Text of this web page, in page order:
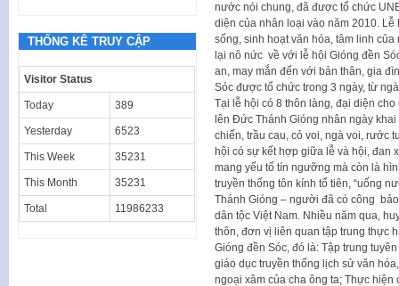
nước nói chung, đã được tổ chức
diện của nhân loại vào năm 2010.
sống, sinh hoạt văn hóa, tâm linh
lại nô nức về với lễ hội Gióng đền
an, may mắn đến với bản thân, gia
Sóc được tổ chức trong 3 ngày, từ
Tại lễ hội có 8 thôn làng, đại diện
lên Đức Thánh Gióng nhân ngày
chiến, trầu cau, cỏ voi, ngà voi, rước
hội có sự kết hợp giữa lễ và hội, đan
mang yếu tố tín ngưỡng mà còn là
truyền thống tôn kính tổ tiên, “uống
Thánh Gióng – người đã có công
dân tộc Việt Nam. Nhiều năm qua,
thôn, đơn vị liên quan tập trung thực
Gióng đền Sóc, đó là: Tập trung
giáo dục truyền thống lịch sử văn
ngoại xâm của cha ông ta; Thực hiện
THỐNG KÊ TRUY CẬP
Visitor Status
Today 389
Yesterday 6523
This Week 35231
This Month 35231
Total 11986233